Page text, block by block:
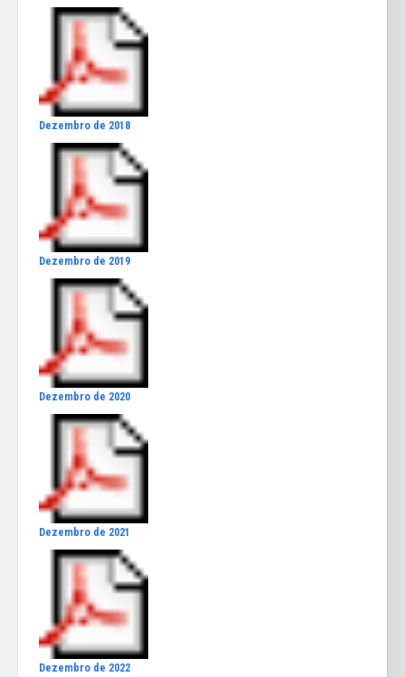
Dezembro de 2018
Dezembro de 2019
Dezembro de 2020
Dezembro de 2021
Dezembro de 2022